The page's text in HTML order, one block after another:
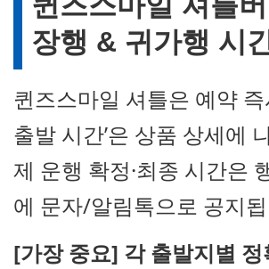
장행 & 귀가행 시
퀸즈스마일 셔틀은 예약 즉
출발 시간’은 상품 상세에
제 운행 확정·최종 시간은
에 문자/알림톡으로 공지
[가장 중요] 각 출발지별 정